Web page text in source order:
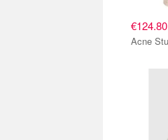
€124.80